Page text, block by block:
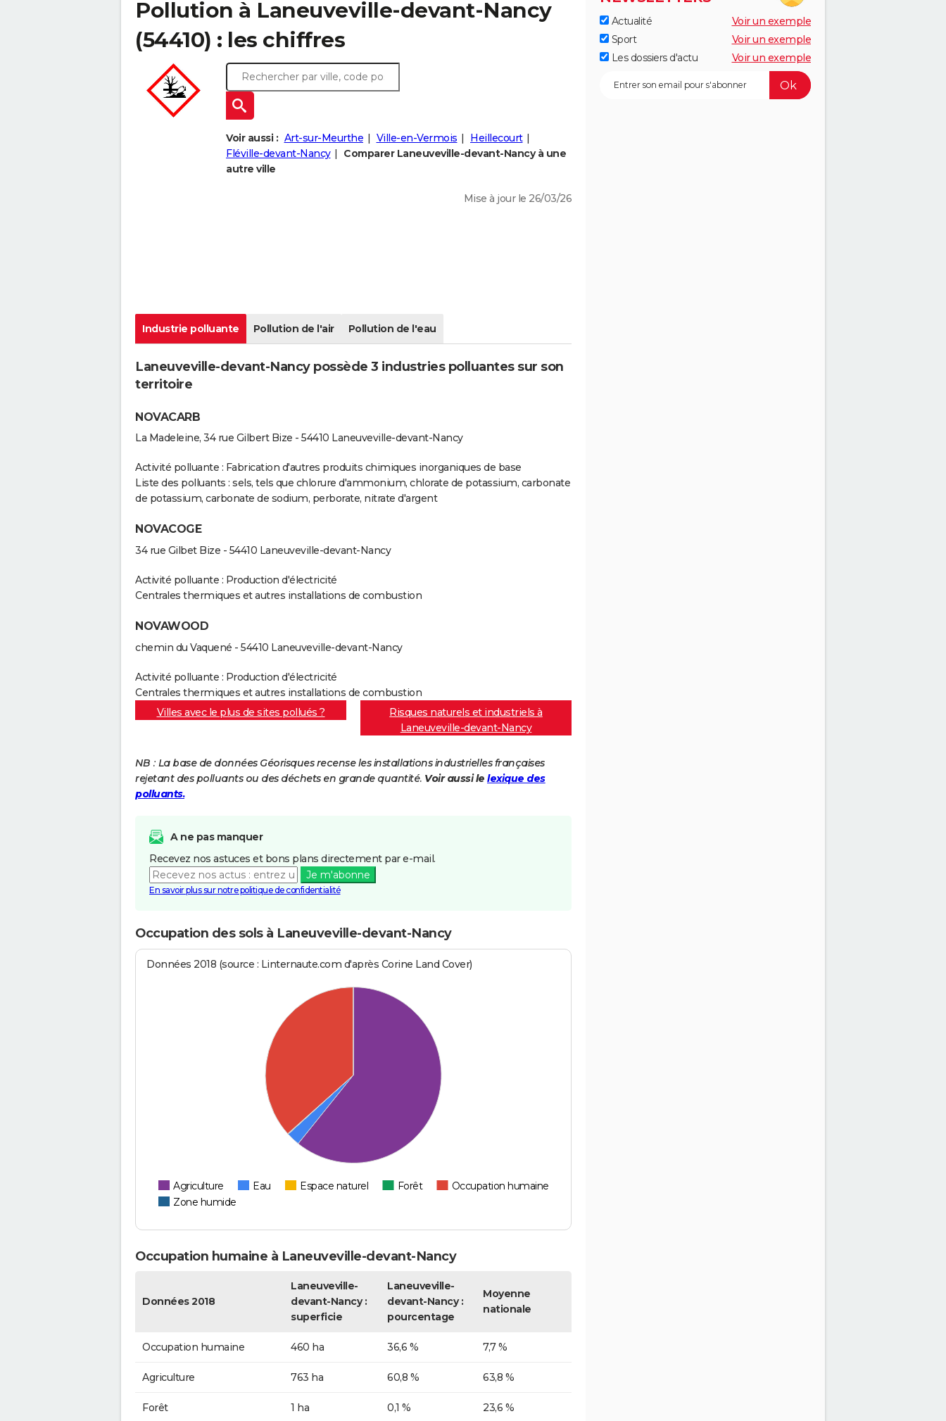
Pollution à Laneuveville-devant-Nancy
(54410) : les chiffres
Voir aussi : Art-sur-Meurthe Ville-en-Vermois
Heillecourt
Fléville-devant-Nancy
Comparer Laneuveville-devant-Nancy à une
autre ville
Mise à jour le 26/03/26
Industrie polluante Pollution de l'air Pollution de l'eau
Laneuveville-devant-Nancy possède 3 industries polluantes sur son
territoire
NOVACARB
La Madeleine, 34 rue Gilbert Bize - 54410 Laneuveville-devant-Nancy
Activité polluante : Fabrication d'autres produits chimiques inorganiques de base
Liste des polluants : sels, tels que chlorure d'ammonium, chlorate de potassium, carbonate
de potassium, carbonate de sodium, perborate, nitrate d'argent
NOVACOGE
34 rue Gilbet Bize - 54410 Laneuveville-devant-Nancy
Activité polluante : Production d'électricité
Centrales thermiques et autres installations de combustion
NOVAWOOD
chemin du Vaquené - 54410 Laneuveville-devant-Nancy
Activité polluante : Production d'électricité
Centrales thermiques et autres installations de combustion
Villes avec le plus de sites pollués ?
Risques naturels et industriels à
Laneuveville-devant-Nancy
NB : La base de données Géorisques recense les installations industrielles françaises
rejetant des polluants ou des déchets en grande quantité. Voir aussi le lexique des
polluants.
A ne pas manquer
Recevez nos astuces et bons plans directement par e-mail.
Je m'abonne
En savoir plus sur notre politique de confidentialité
Occupation des sols à Laneuveville-devant-Nancy
Données 2018 (source : Linternaute.com d'après Corine Land Cover)
Agriculture Eau Espace naturel Forêt
Occupation humaine
Zone humide
Occupation humaine à Laneuveville-devant-Nancy
Données 2018
Laneuveville-
devant-Nancy :
superficie
Laneuveville-
devant-Nancy :
pourcentage
Moyenne
nationale
Occupation humaine 460 ha 36,6 % 7,7 %
Agriculture 763 ha 60,8 % 63,8 %
Forêt 1 ha 0,1 % 23,6 %
Actualité
Voir un exemple
Sport
Voir un exemple
Les dossiers d'actu
Voir un exemple